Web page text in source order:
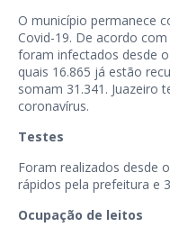
O município permanece
Covid-19. De acordo
foram infectados desde
quais 16.865 já estão
somam 31.341. Juazeiro
coronavírus.
Testes
Foram realizados desde
rápidos pela prefeitura e
Ocupação de leitos